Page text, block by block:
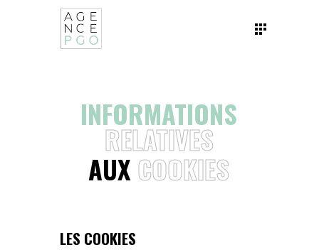
INFORMATIONS
RELATIVES
AUX COOKIES
LES COOKIES